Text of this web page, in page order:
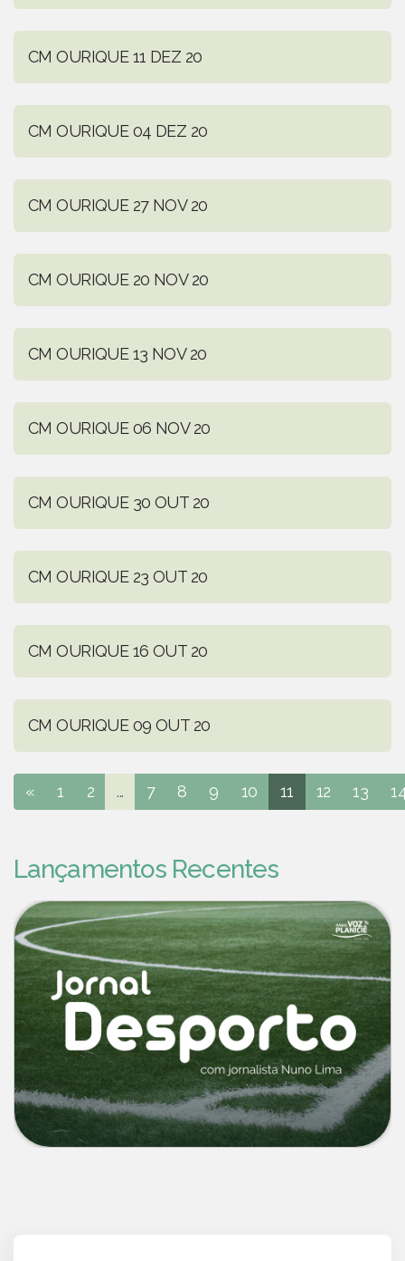
CM OURIQUE 11 DEZ 20
CM OURIQUE 04 DEZ 20
CM OURIQUE 27 NOV 20
CM OURIQUE 20 NOV 20
CM OURIQUE 13 NOV 20
CM OURIQUE 06 NOV 20
CM OURIQUE 30 OUT 20
CM OURIQUE 23 OUT 20
CM OURIQUE 16 OUT 20
CM OURIQUE 09 OUT 20
« 1 2 ... 7 8 9 10 11 12 13
Lançamentos Recentes